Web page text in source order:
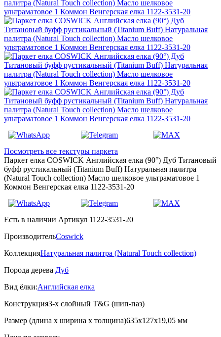
Посмотреть все текстуры паркета
Паркет елка COSWICK Английская елка (90°) Дуб Титановый
буфф рустикальный (Titanium Buff) Натуральная палитра
(Natural Touch collection) Масло шелковое ультраматовое 1
Коммон Венгерская елка 1122-3531-20
Есть в наличии Артикул 1122-3531-20
ПроизводительCoswick
КоллекцияНатуральная палитра (Natural Touch collection)
Порода дерева Дуб
Вид ёлки:Английская елка
Конструкция3-х слойный T&G (шип-паз)
Размер (длина х ширина х толщина)635х127х19,05 мм